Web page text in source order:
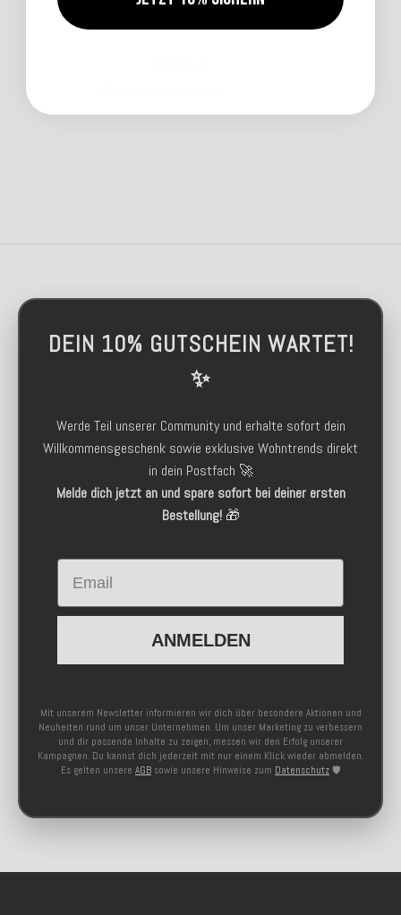
Macramé handgemacht
DEIN 10% GUTSCHEIN WARTET!
✨
Werde Teil unserer Community und erhalte sofort dein
Willkommensgeschenk sowie exklusive Wohntrends direkt
in dein Postfach 🚀
Melde dich jetzt an und spare sofort bei deiner ersten
Bestellung!🎁
Email
ANMELDEN
Mit unserem Newsletter informieren wir dich über besondere Aktionen und
Neuheiten rund um unser Unternehmen. Um unser Marketing zu verbessern
und dir passende Inhalte zu zeigen, messen wir den Erfolg unserer
Kampagnen. Du kannst dich jederzeit mit nur einem Klick wieder abmelden.
Es gelten unsere AGB sowie unsere Hinweise zum Datenschutz 🛡️